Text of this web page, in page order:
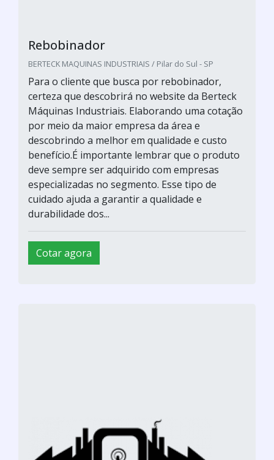
Rebobinador
BERTECK MAQUINAS INDUSTRIAIS / Pilar do Sul - SP
Para o cliente que busca por rebobinador,
certeza que descobrirá no website da Berteck
Máquinas Industriais. Elaborando uma cotação
por meio da maior empresa da área e
descobrindo a melhor em qualidade e custo
benefício.É importante lembrar que o produto
deve sempre ser adquirido com empresas
especializadas no segmento. Esse tipo de
cuidado ajuda a garantir a qualidade e
durabilidade dos...
Cotar agora